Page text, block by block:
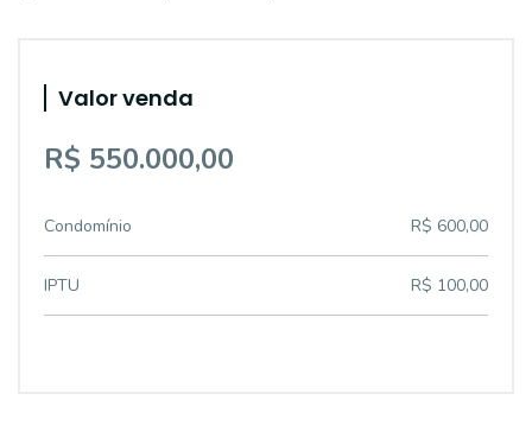
Valor venda
R$ 550.000,00
Condomínio R$ 600,00
IPTU R$ 100,00